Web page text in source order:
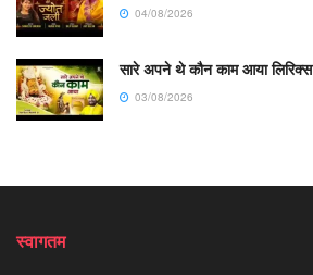
04/08/2026
सारे अपने थे कौन काम आया लिरिक्स
03/08/2026
स्वागतम